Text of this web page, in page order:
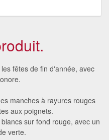
fêtes de fin d'année, avec
manches à rayures rouges
aux poignets.
sur fond rouge, avec un
verte.